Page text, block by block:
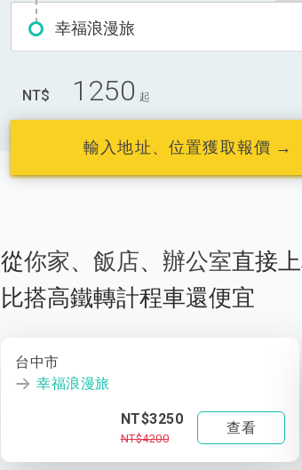
幸福浪漫旅
NT$ 1250 起
輸入地址、位置獲取報價 →
從你家、 飯店、 辦公室直接上
比搭高鐵轉計程車還便宜
台中市
幸福浪漫旅
NT$3250
NT$4200
查看